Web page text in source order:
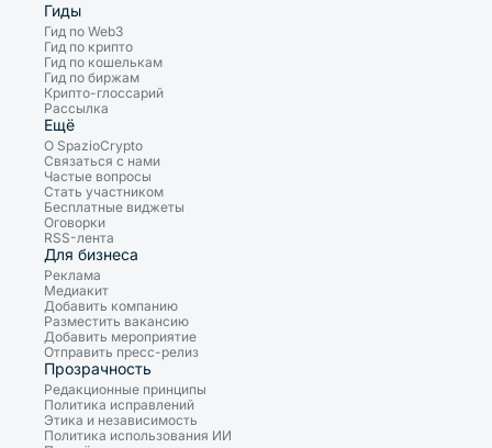
Гиды
Гид по Web3
Гид по крипто
Гид по кошелькам
Гид по биржам
Крипто-глоссарий
Рассылка
Ещё
О SpazioCrypto
Связаться с нами
Частые вопросы
Стать участником
Бесплатные виджеты
Оговорки
RSS-лента
Для бизнеса
Реклама
Медиакит
Добавить компанию
Разместить вакансию
Добавить мероприятие
Отправить пресс-релиз
Прозрачность
Редакционные принципы
Политика исправлений
Этика и независимость
Политика использования ИИ